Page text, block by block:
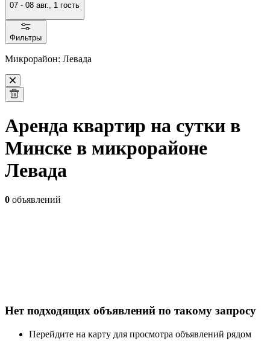
07 - 08 авг., 1 гость
Фильтры
Микрорайон: Левада
Аренда квартир на сутки в
Минске в микрорайоне
Левада
0 объявлений
Нет подходящих объявлений по такому запросу
Перейдите на карту для просмотра объявлений рядом